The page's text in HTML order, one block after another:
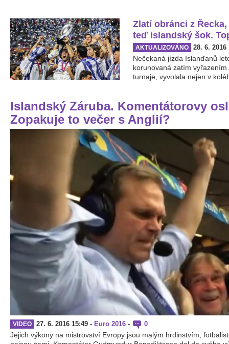
Zlatí obránci z
teď islandský šok.
AKTUALIZOVÁNO 28. 6. 2016
Nečekaná jízda Islanďanů
korunovaná zatím
turnaje, vyvolala nejen v
Islandský Záruba. Komentátorovy
Zopakuje to večer s Anglií?
VIDEO 27. 6. 2016 15:49 - Euro 2016 - 0
Jejich výkony na mistrovství Evropy jsou malým hrdinstvím,